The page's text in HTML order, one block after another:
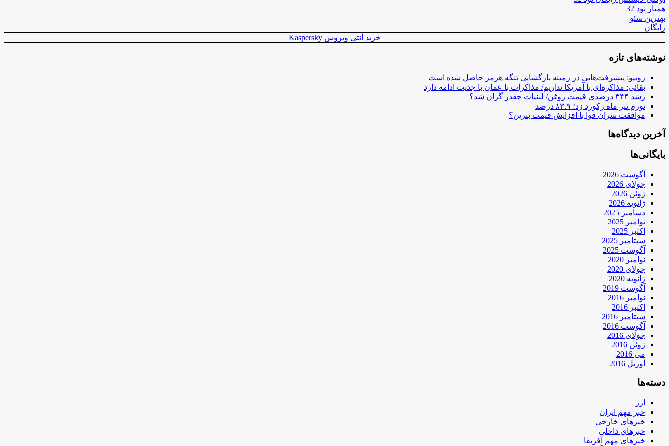
همیار نود 32
بهترین سئو
رایگان
خرید آنتی ویروس Kaspersky
نوشته‌های تازه
روبیو: پیشرفت‌هایی در زمینه بازگشایی تنگه هرمز حاصل شده است
بقائی: مذاکره‌ای با آمریکا نداریم/ مذاکرات با عمان با جدیت ادامه دارد
رشد ۳۴۴ درصدی قیمت روغن/ لبنیات چقدر گران شد؟
تورم تیر ماه رکورد زد؛ ۸۳.۹ درصد
موافقت سران قوا با افزایش قیمت بنزین؟
آخرین دیدگاه‌ها
بایگانی‌ها
آگوست 2026
جولای 2026
ژوئن 2026
ژانویه 2026
دسامبر 2025
نوامبر 2025
اکتبر 2025
سپتامبر 2025
آگوست 2025
نوامبر 2020
جولای 2020
ژانویه 2020
آگوست 2019
نوامبر 2016
اکتبر 2016
سپتامبر 2016
آگوست 2016
جولای 2016
ژوئن 2016
می 2016
آوریل 2016
دسته‌ها
ارز
خبر مهم ایران
خبرهای خارجی
خبرهای داخلی
خبرهای مهم آفریقا